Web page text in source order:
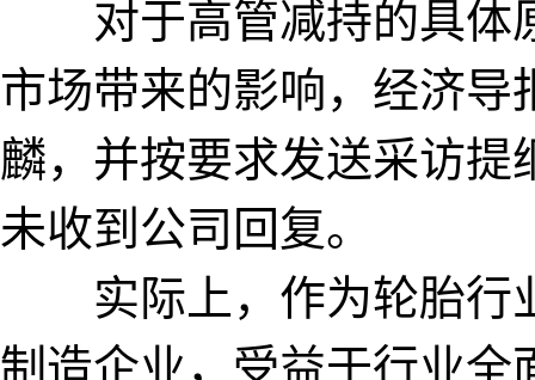
对于高管减持的具体
市场带来的影响，经济导
麟，并按要求发送采访提
未收到公司回复。
实际上，作为轮胎行
制造企业，受益于行业全